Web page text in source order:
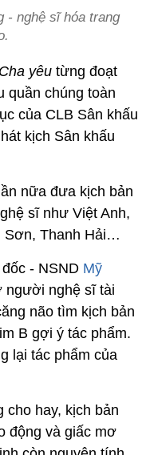
- nghệ sĩ hóa trang
Cha yêu từng đoạt
quần chúng toàn
của CLB Sân khấu
kịch Sân khấu
nữa đưa kịch bản
sĩ như Việt Anh,
Sơn, Thanh Hải…
- NSND Mỹ
người nghệ sĩ tài
não tìm kịch bản
B gợi ý tác phẩm.
lại tác phẩm của
cho hay, kịch bản
động và giấc mơ